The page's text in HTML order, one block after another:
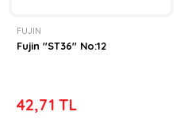
FUJIN
Fujin ''ST36'' No:12
42,71 TL